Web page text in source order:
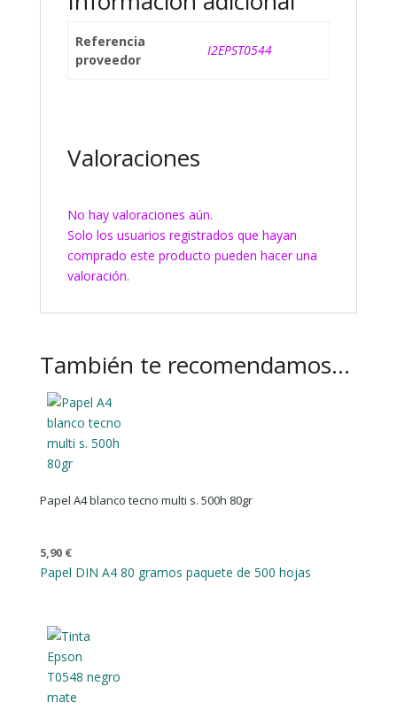
Referencia
proveedor
I2EPST0544
Valoraciones
No hay valoraciones aún.
Solo los usuarios registrados que hayan
comprado este producto pueden hacer una
valoración.
También te recomendamos…
Papel A4 blanco tecno multi s. 500h 80gr
5,90 €
Papel DIN A4 80 gramos paquete de 500 hojas